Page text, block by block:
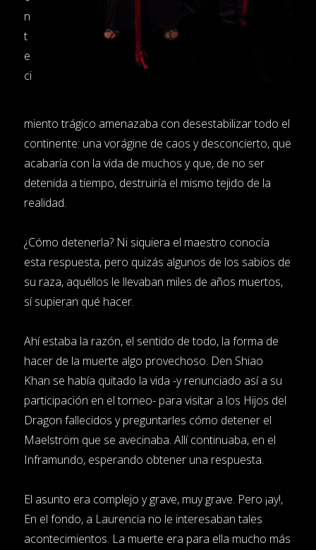
n
t
e
ci
miento trágico amenazaba con desestabilizar todo el
continente: una vorágine de caos y desconcierto, que
acabaría con la vida de muchos y que, de no ser
detenida a tiempo, destruiría el mismo tejido de la
realidad.
¿Cómo detenerla? Ni siquiera el maestro conocía
esta respuesta, pero quizás algunos de los sabios de
su raza, aquéllos le llevaban miles de años muertos,
sí supieran qué hacer.
Ahí estaba la razón, el sentido de todo, la forma de
hacer de la muerte algo provechoso. Den Shiao
Khan se había quitado la vida -y renunciado así a su
participación en el torneo- para visitar a los Hijos del
Dragon fallecidos y preguntarles cómo detener el
Maelström que se avecinaba. Allí continuaba, en el
Inframundo, esperando obtener una respuesta.
El asunto era complejo y grave, muy grave. Pero ¡ay!,
En el fondo, a Laurencia no le interesaban tales
acontecimientos. La muerte era para ella mucho más